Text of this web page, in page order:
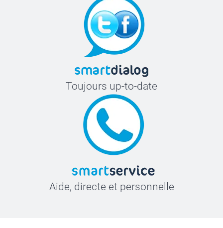
Toujours up-to-date
Aide, directe et personnelle